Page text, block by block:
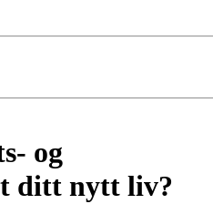
og
ditt nytt liv?